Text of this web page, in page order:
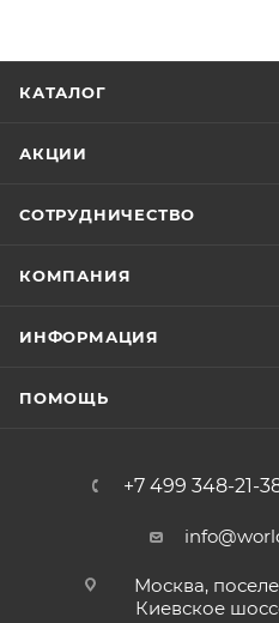
КАТАЛОГ
АКЦИИ
СОТРУДНИЧЕСТВО
КОМПАНИЯ
ИНФОРМАЦИЯ
ПОМОЩЬ
+7 499 348-21-
Москва,
Киевское